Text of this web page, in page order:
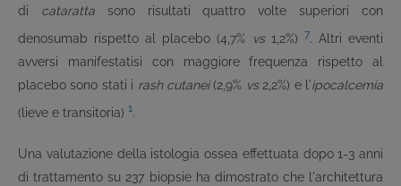
di catarattasono risultati quattro volte superiori con
denosumab rispetto al placebo (4,7%
vs1,2%) 7. Altri eventi
avversi manifestatisi con maggiore frequenza rispetto al
placebo sono stati i rash cutanei(2,9% vs2,2%) e l'ipocalcemia
(lieve e transitoria) 1.
Una valutazione della istologia ossea effettuata dopo 1-3 anni
di trattamento su 237 biopsie ha dimostrato che l'architettura